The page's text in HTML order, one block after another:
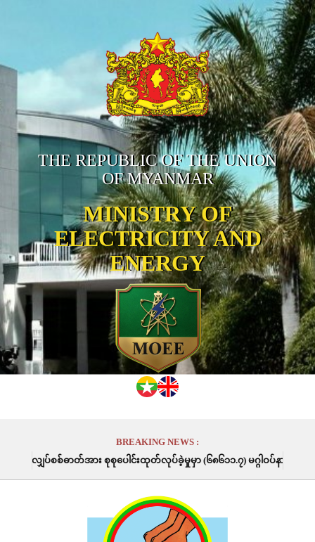
THE REPUBLIC OF THE UNION
OF MYANMAR
MINISTRY OF
ELECTRICITY AND
ENERGY
BREAKING NEWS :
ား စုစုပေါင်းထုတ်လုပ်ခဲ့မှုမှာ (၆၈၆၁၁.၇) မဂ္ဂါဝပ်နာရီဖြစ်ပါသည်။